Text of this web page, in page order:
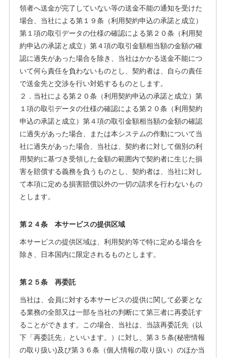
領者へ送金が完了していない等の送金不能の通知を受けた
場合、当社による第１９条（利用契約申込の承諾と成立）
第１項の取引データの仕様の確認による第２０条（利用契
約申込の承諾と成立）第４項の取引金額相当額の金額の確
認に過失があった場合を除き、当社はかかる送金不能につ
いて何ら責任を負わないものとし、契約者は、自らの責任
で送金先と交渉を行い対処するものとします。
２．当社による第２０条（利用契約申込の承諾と成立）第
１項の取引データの仕様の確認による第２０条（利用契約
申込の承諾と成立）第４項の取引金額相当額の金額の確認
に過失があった場合、または本システムの作動について当
社に過失があった場合、当社は、契約者に対して個別の利
用契約に基づき受領した金額の範囲内で契約者に生じた損
害を賠償する義務を負うものとし、契約者は、当社に対し
て本項に定める損害賠償以外の一切の請求を行わないもの
とします。
第２４条 本サービスの提供区域
本サービスの提供区域は、利用契約等で特に定める場合を
除き、日本国内に限定されるものとします。
第２５条 再委託
当社は、会員に対する本サービスの提供に関して必要とな
る業務の全部又は一部を当社の判断にて第三者に再委託す
ることができます。この場合、当社は、当該再委託先（以
下「再委託先」といいます。）に対し、第３５条(秘密情報
の取り扱い)及び第３６条（個人情報の取り扱い）のほか当